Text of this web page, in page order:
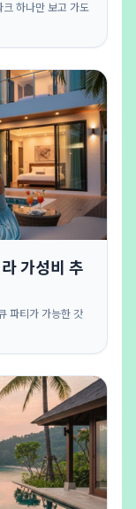
하나만 보고 가도
가성비 추
파티가 가능한 갓